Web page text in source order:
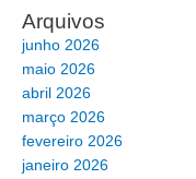
Arquivos
junho 2026
maio 2026
abril 2026
março 2026
fevereiro 2026
janeiro 2026